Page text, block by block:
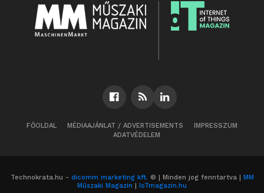
FŐOLDAL MÉDIAAJÁNLAT / ADVERTISEMENTS
IMPRESSZUM
ADATVÉDELEM
Technokrata.hu - dicomm marketing kft. © | Minden jog fenntartva |
MM
Műszaki Magazin
IoTmagazin.hu